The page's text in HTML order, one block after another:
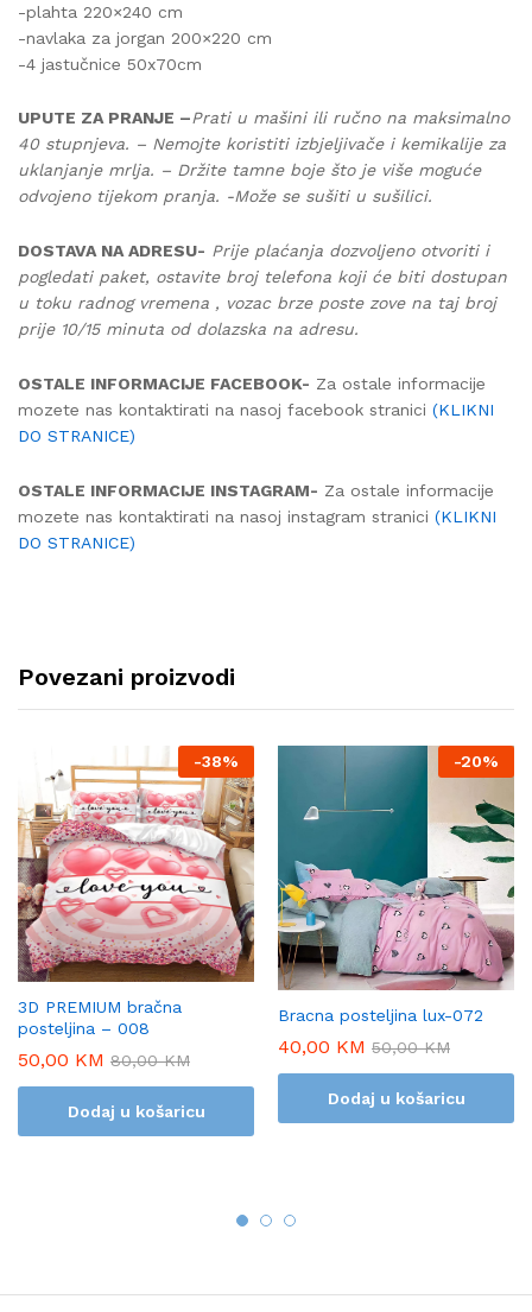
-plahta 220×240 cm
-navlaka za jorgan 200×220 cm
-4 jastučnice 50x70cm
UPUTE ZA PRANJE –Prati u mašini ili ručno na maksimalno
40 stupnjeva. – Nemojte koristiti izbjeljivače i kemikalije za
uklanjanje mrlja. – Držite tamne boje što je više moguće
odvojeno tijekom pranja. -Može se sušiti u sušilici.
DOSTAVA NA ADRESU- Prije plaćanja dozvoljeno otvoriti i
pogledati paket, ostavite broj telefona koji će biti dostupan
u toku radnog vremena , vozac brze poste zove na taj broj
prije 10/15 minuta od dolazska na adresu.
OSTALE INFORMACIJE FACEBOOK- Za ostale informacije
mozete nas kontaktirati na nasoj facebook stranici (KLIKNI
DO STRANICE)
OSTALE INFORMACIJE INSTAGRAM- Za ostale informacije
mozete nas kontaktirati na nasoj instagram stranici (KLIKNI
DO STRANICE)
Povezani proizvodi
-38%
3D PREMIUM bračna
posteljina – 008
50,00 KM 80,00KM
Dodaj u košaricu
-20%
Bracna posteljina lux-072
40,00 KM 50,00KM
Dodaj u košaricu